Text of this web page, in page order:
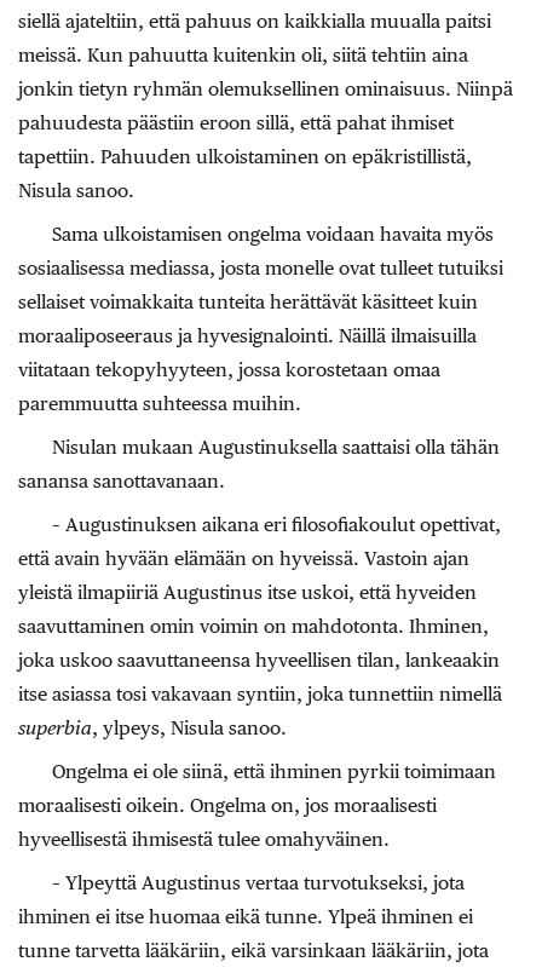
siellä ajateltiin, että pahuus on kaikkialla muualla paitsi
meissä. Kun pahuutta kuitenkin oli, siitä tehtiin aina
jonkin tietyn ryhmän olemuksellinen ominaisuus. Niinpä
pahuudesta päästiin eroon sillä, että pahat ihmiset
tapettiin. Pahuuden ulkoistaminen on epäkristillistä,
Nisula sanoo.
Sama ulkoistamisen ongelma voidaan havaita myös
sosiaalisessa mediassa, josta monelle ovat tulleet tutuiksi
sellaiset voimakkaita tunteita herättävät käsitteet kuin
moraaliposeeraus ja hyvesignalointi. Näillä ilmaisuilla
viitataan tekopyhyyteen, jossa korostetaan omaa
paremmuutta suhteessa muihin.
Nisulan mukaan Augustinuksella saattaisi olla tähän
sanansa sanottavanaan.
– Augustinuksen aikana eri filosofiakoulut opettivat,
että avain hyvään elämään on hyveissä. Vastoin ajan
yleistä ilmapiiriä Augustinus itse uskoi, että hyveiden
saavuttaminen omin voimin on mahdotonta. Ihminen,
joka uskoo saavuttaneensa hyveellisen tilan, lankeaakin
itse asiassa tosi vakavaan syntiin, joka tunnettiin nimellä
superbia, ylpeys, Nisula sanoo.
Ongelma ei ole siinä, että ihminen pyrkii toimimaan
moraalisesti oikein. Ongelma on, jos moraalisesti
hyveellisestä ihmisestä tulee omahyväinen.
– Ylpeyttä Augustinus vertaa turvotukseksi, jota
ihminen ei itse huomaa eikä tunne. Ylpeä ihminen ei
tunne tarvetta lääkäriin, eikä varsinkaan lääkäriin, jota